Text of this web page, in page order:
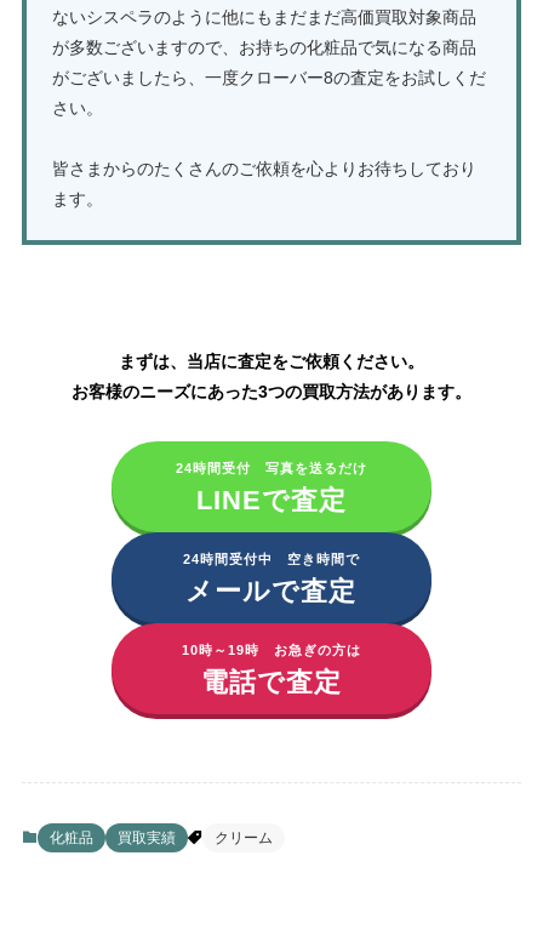
ないシスペラのように他にもまだまだ高価買取対象商品
が多数ございますので、お持ちの化粧品で気になる商品
がございましたら、一度クローバー8の査定をお試しくだ
さい。
皆さまからのたくさんのご依頼を心よりお待ちしており
ます。
まずは、当店に査定をご依頼ください。
お客様のニーズにあった3つの買取方法があります。
24時間受付 写真を送るだけ
LINEで査定
24時間受付中 空き時間で
メールで査定
10時～19時 お急ぎの方は
電話で査定
化粧品 買取実績 クリーム